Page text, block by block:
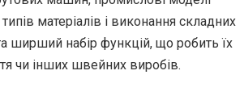
матеріалів і виконання складних
ширший набір функцій, що робить їх
чи інших швейних виробів.